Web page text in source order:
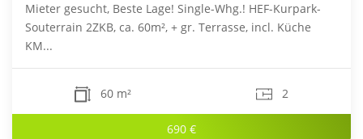
Mieter gesucht, Beste Lage! Single-Whg.! HEF-Kurpark-
Souterrain 2ZKB, ca. 60m², + gr. Terrasse, incl. Küche
KM...
60 m² 2
690 €